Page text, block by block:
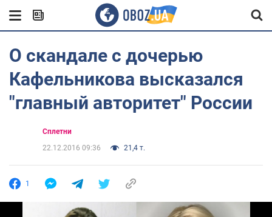
О скандале с дочерью
Кафельникова высказался
"главный авторитет" России
Сплетни
22.12.2016 09:36
21,4 т.
1